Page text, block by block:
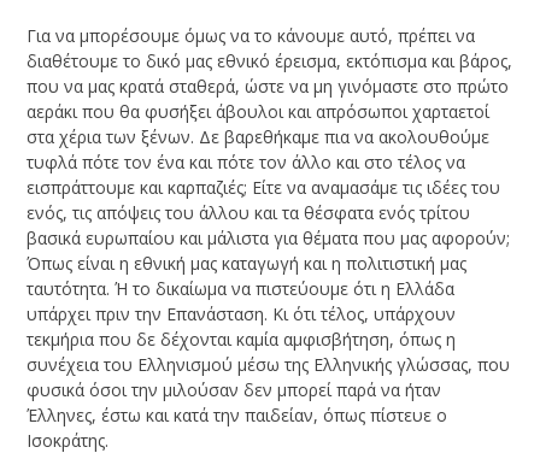
Για να μπορέσουμε όμως να το κάνουμε αυτό, πρέπει να
διαθέτουμε το δικό μας εθνικό έρεισμα, εκτόπισμα και βάρος,
που να μας κρατά σταθερά, ώστε να μη γινόμαστε στο πρώτο
αεράκι που θα φυσήξει άβουλοι και απρόσωποι χαρταετοί
στα χέρια των ξένων. Δε βαρεθήκαμε πια να ακολουθούμε
τυφλά πότε τον ένα και πότε τον άλλο και στο τέλος να
εισπράττουμε και καρπαζιές; Είτε να αναμασάμε τις ιδέες του
ενός, τις απόψεις του άλλου και τα θέσφατα ενός τρίτου
βασικά ευρωπαίου και μάλιστα για θέματα που μας αφορούν;
Όπως είναι η εθνική μας καταγωγή και η πολιτιστική μας
ταυτότητα. Ή το δικαίωμα να πιστεύουμε ότι η Ελλάδα
υπάρχει πριν την Επανάσταση. Κι ότι τέλος, υπάρχουν
τεκμήρια που δε δέχονται καμία αμφισβήτηση, όπως η
συνέχεια του Ελληνισμού μέσω της Ελληνικής γλώσσας, που
φυσικά όσοι την μιλούσαν δεν μπορεί παρά να ήταν
Έλληνες, έστω και κατά την παιδείαν, όπως πίστευε ο
Ισοκράτης.